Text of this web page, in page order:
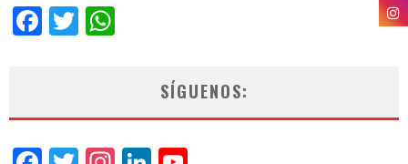
Facebook
Twitter
SÍGUENOS: